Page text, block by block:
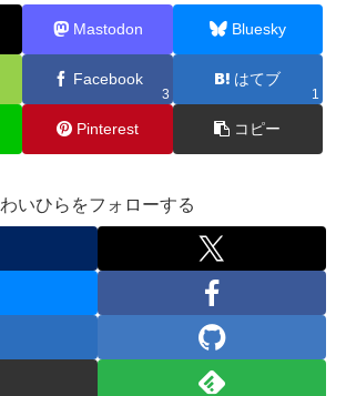
Mastodon Bluesky
Facebook
3
はてブ
1
Pinterest コピー
わいひらをフォローする